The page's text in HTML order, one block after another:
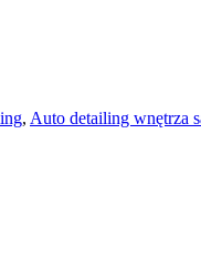
, Auto detailing wnętrza